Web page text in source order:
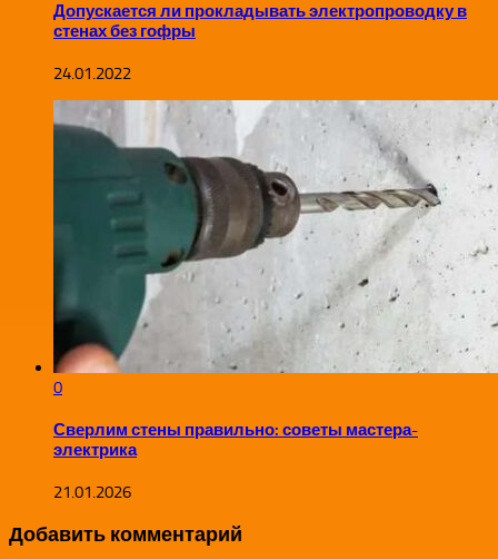
Допускается ли прокладывать электропроводку в
стенах без гофры
24.01.2022
0
Сверлим стены правильно: советы мастера-
электрика
21.01.2026
Добавить комментарий